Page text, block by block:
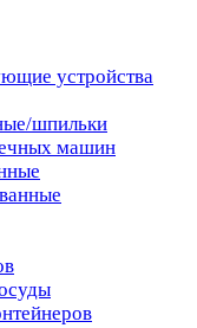
устройства
шпильки
машин